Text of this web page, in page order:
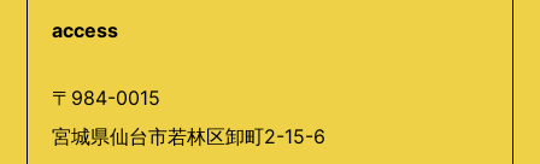
access
〒984-0015
宮城県仙台市若林区卸町2-15-6